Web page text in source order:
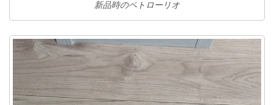
新品時のペトローリオ